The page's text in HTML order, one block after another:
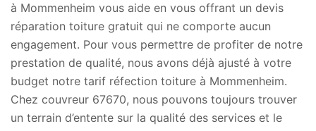
à Mommenheim vous aide en vous offrant un devis
réparation toiture gratuit qui ne comporte aucun
engagement. Pour vous permettre de profiter de notre
prestation de qualité, nous avons déjà ajusté à votre
budget notre tarif réfection toiture à Mommenheim.
Chez couvreur 67670, nous pouvons toujours trouver
un terrain d’entente sur la qualité des services et le